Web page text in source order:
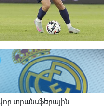
տրանսֆերային